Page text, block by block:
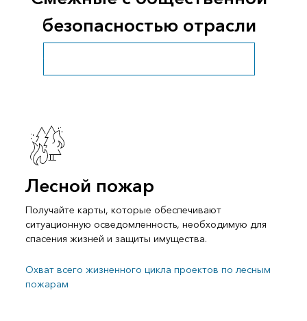
безопасностью отрасли
Лесной пожар
Получайте карты, которые обеспечивают
ситуационную осведомленность, необходимую для
спасения жизней и защиты имущества.
Охват всего жизненного цикла проектов по лесным
пожарам